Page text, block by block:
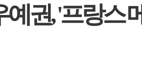
권, '프랑스